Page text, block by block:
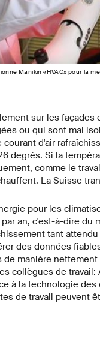
Manikin «HVAC» pour la
sur les
ou qui sont mal
d'air
degrés. Si la
comme le
La Suisse
pour les
an, c'est-à-dire
tant
des données
manière
collègues de
à la technologie
de travail peuvent